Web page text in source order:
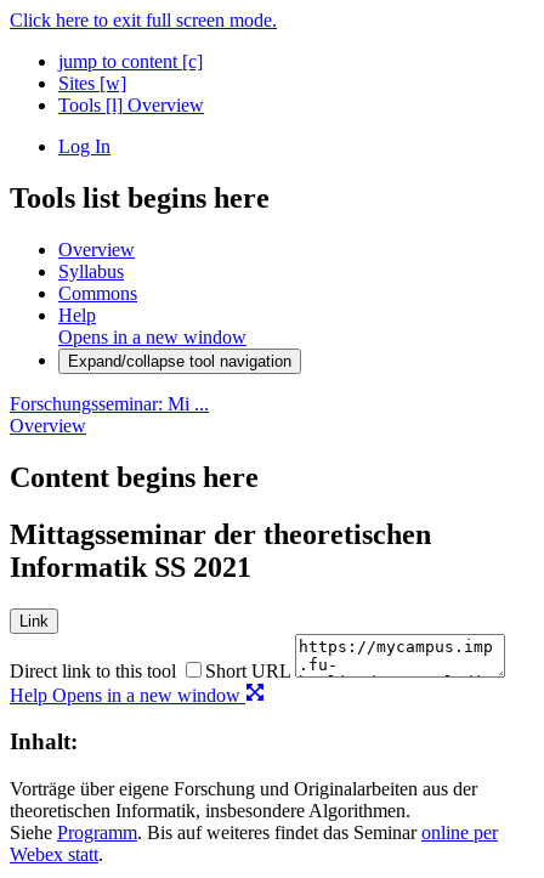
Click here to exit full screen mode.
jump to content [c]
Sites [w]
Tools [l] Overview
Log In
Tools list begins here
Overview
Syllabus
Commons
Help
Opens in a new window
Expand/collapse tool navigation
Forschungsseminar: Mi ...
Overview
Content begins here
Mittagsseminar der theoretischen
Informatik SS 2021
Link
Direct link to this tool
Short URL
Help Opens in a new window
Inhalt:
Vorträge über eigene Forschung und Originalarbeiten aus der
theoretischen Informatik, insbesondere Algorithmen.
Siehe Programm. Bis auf weiteres findet das Seminaronline per
Webex statt.